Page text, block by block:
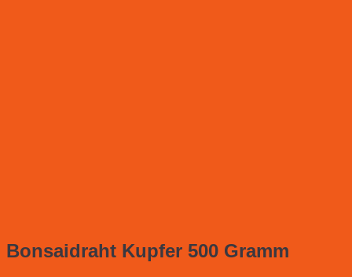
Bonsaidraht Kupfer 500 Gramm